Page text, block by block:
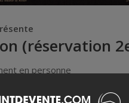
(réservation
en personne
2025